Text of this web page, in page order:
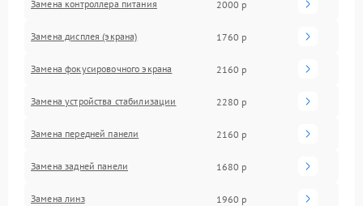
Замена контроллера питания 2000 р
Замена дисплея (экрана) 1760 р
Замена фокусировочного экрана 2160 р
Замена устройства стабилизации 2280 р
Замена передней панели 2160 р
Замена задней панели 1680 р
Замена линз 1960 р